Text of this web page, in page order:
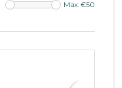
Max: €50